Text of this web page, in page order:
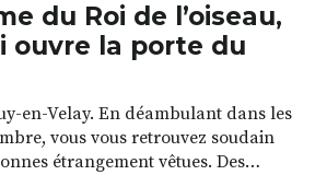
du Roi de l’oiseau,
ouvre la porte du
en-Velay. En déambulant dans les
vous vous retrouvez soudain
étrangement vêtues. Des